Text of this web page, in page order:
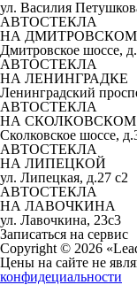
ул. Василия
АВТОСТЕКЛА
НА ДМИТРОВСКОМ
Дмитровское шоссе,
АВТОСТЕКЛА
НА ЛЕНИНГРАДКЕ
Ленинградский
АВТОСТЕКЛА
НА СКОЛКОВСКОМ
Сколковское шоссе,
АВТОСТЕКЛА
НА ЛИПЕЦКОЙ
ул. Липецкая, д.27 с2
АВТОСТЕКЛА
НА ЛАВОЧКИНА
ул. Лавочкина, 23с3
Записаться на сервис
Copyright © 2026
Цены на сайте не
конфидециальности